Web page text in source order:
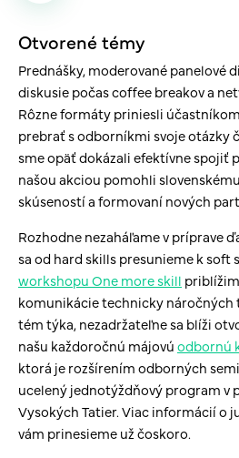
Otvorené témy
Prednášky, moderované panelové
diskusie počas coffee breakov a
Rôzne formáty priniesli
prebrať s odborníkmi svoje otázky
sme opäť dokázali efektívne spojiť
našou akciou pomohli
skúseností a formovaní nových
Rozhodne nezaháľame v príprave
sa od hard skills presunieme k soft
workshopu One more skill
komunikácie technicky náročných
tém týka, nezadržateľne sa blíži
našu každoročnú májovúodbornú
ktorá je rozšírením odborných
ucelený jednotýždňový program v
Vysokých Tatier. Viac informácií o
vám prinesieme už čoskoro.